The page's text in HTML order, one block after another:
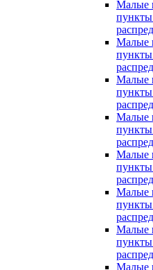
Малые
Малые
Малые
Малые
Малые
Малые
Малые
Малые